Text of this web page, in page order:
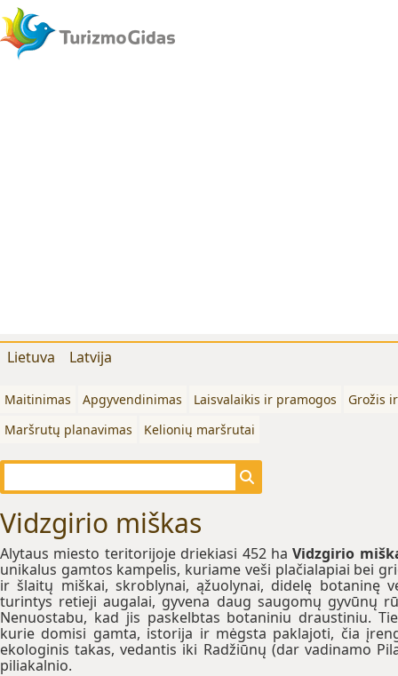
Lietuva Latvija
Maitinimas Apgyvendinimas Laisvalaikis ir pramogos
Grožis
Maršrutų planavimas
Kelionių maršrutai
Vidzgirio miškas
Alytaus miesto teritorijoje driekiasi 452 haVidzgirio
unikalus gamtos kampelis, kuriame veši plačialapiai bei
ir šlaitų miškai, skroblynai, ąžuolynai, didelę botaninę
turintys retieji augalai, gyvena daug saugomų gyvūnų
Nenuostabu, kad jis paskelbtas botaniniu draustiniu.
kurie domisi gamta, istorija ir mėgsta paklajoti, čia
ekologinis takas, vedantis iki Radžiūnų (dar vadinamo
piliakalnio.